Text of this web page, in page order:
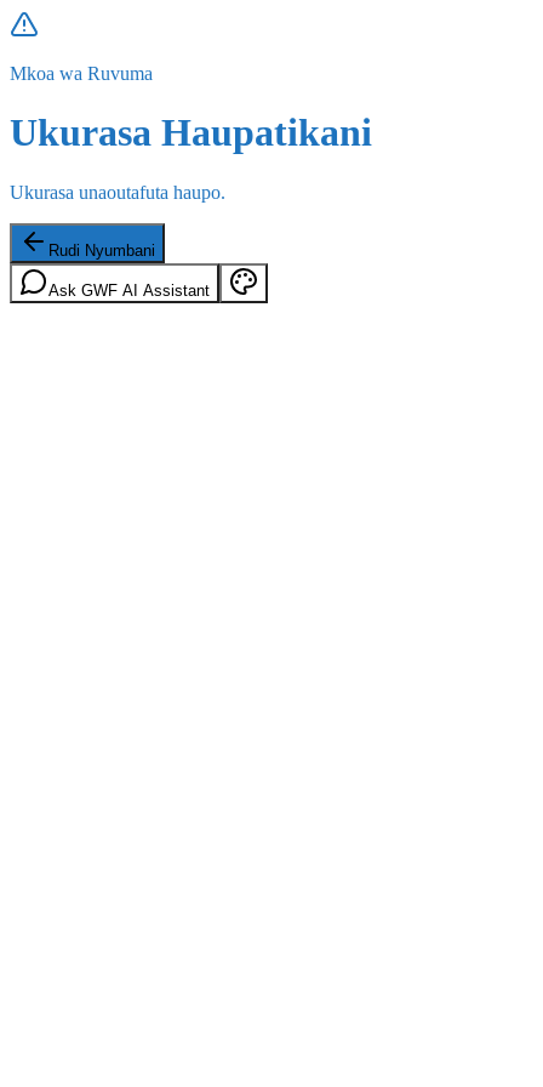
Mkoa wa Ruvuma
Ukurasa Haupatikani
Ukurasa unaoutafuta haupo.
Rudi Nyumbani
Ask GWF AI Assistant